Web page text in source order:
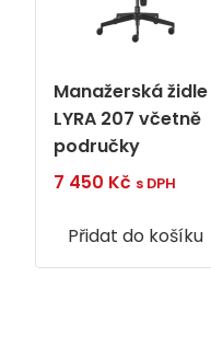
Manažerská židle
LYRA 207 včetně
područky
7 450 Kč s DPH
Přidat do košíku